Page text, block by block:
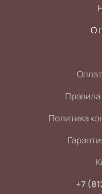
О
Правила
Политика
+7